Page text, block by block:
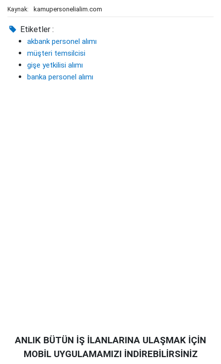
Kaynak: kamupersonelialim.com
Etiketler :
akbank personel alımı
müşteri temsilcisi
gişe yetkilisi alımı
banka personel alımı
ANLIK BÜTÜN İŞ İLANLARINA ULAŞMAK İÇİN
MOBİL UYGULAMAMIZI İNDİREBİLİRSİNİZ